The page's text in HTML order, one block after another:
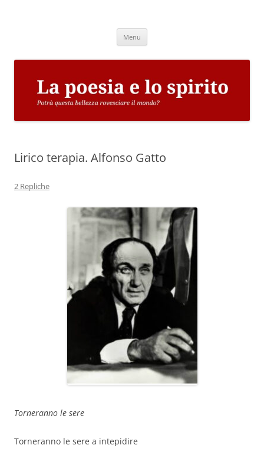
Menu
Lirico terapia. Alfonso Gatto
2 Repliche
Torneranno le sere
Torneranno le sere a intepidire